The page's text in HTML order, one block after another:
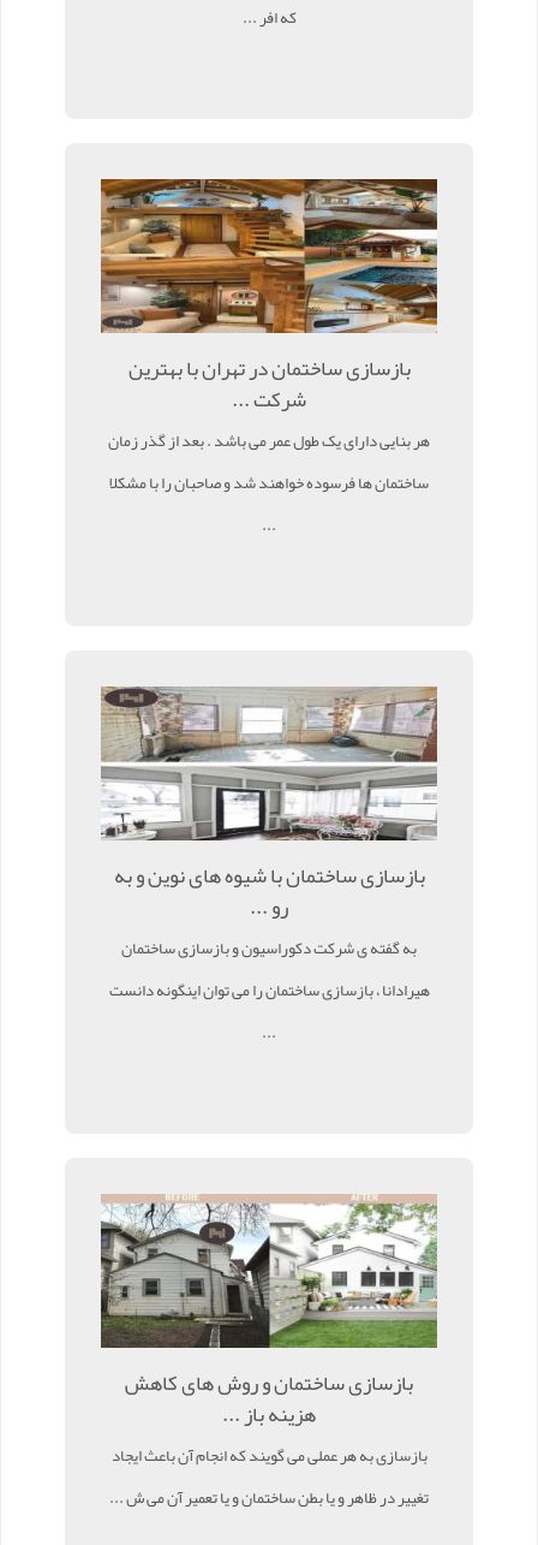
که افر ...
بازسازی ساختمان در تهران با بهترین
شرکت ...
هر بنایی دارای یک طول عمر می باشد . بعد از گذر زمان
ساختمان ها فرسوده خواهند شد و صاحبان را با مشکلا
...
بازسازی ساختمان با شیوه های نوین و به
رو ...
به گفته ی شرکت دکوراسیون و بازسازی ساختمان
هیرادانا ، بازسازی ساختمان را می توان اینگونه دانست
...
بازسازی ساختمان و روش های کاهش
هزینه باز ...
بازسازی به هر عملی می گویند که انجام آن باعث ایجاد
تغییر در ظاهر و یا بطن ساختمان و یا تعمیر آن می ش ...